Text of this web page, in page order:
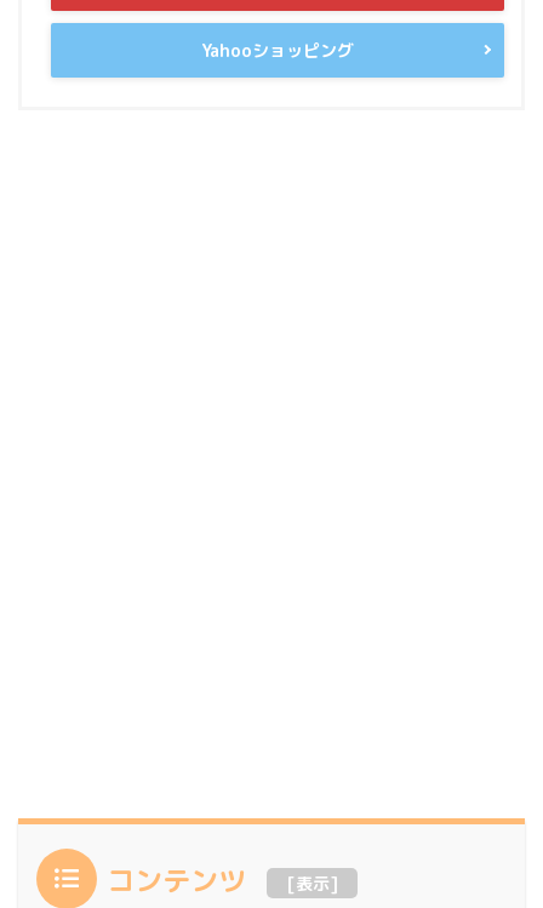
Yahooショッピング
コンテンツ [表示]